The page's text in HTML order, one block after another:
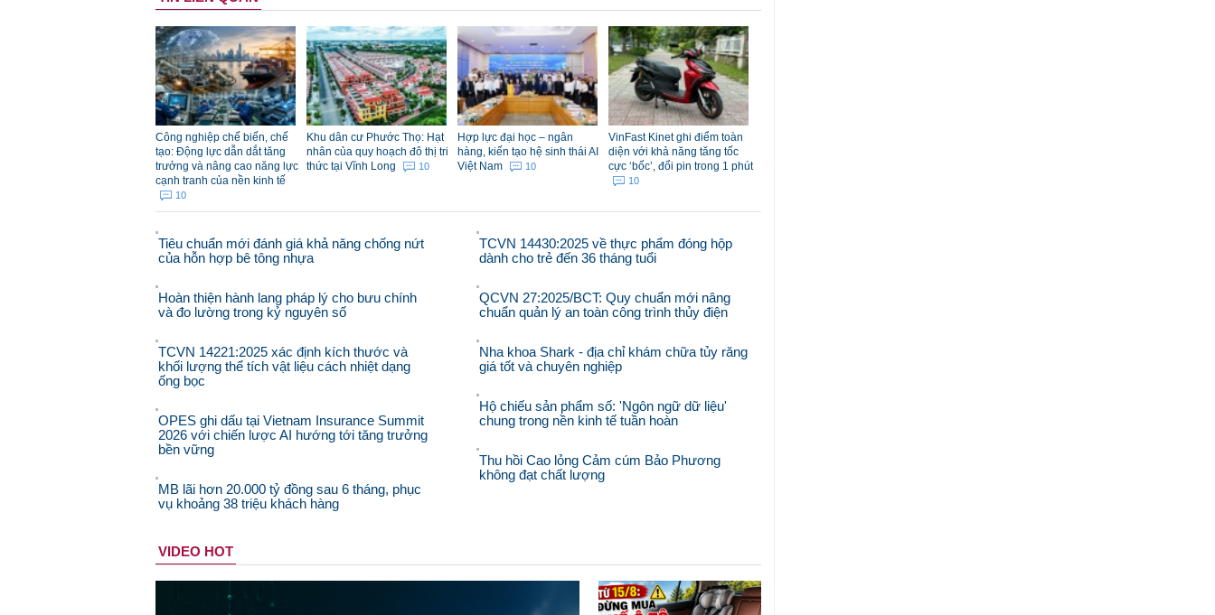
Công nghiệp chế biến, chế
tạo: Động lực dẫn dắt tăng
trưởng và nâng cao năng lực
cạnh tranh của nền kinh tế
10
Khu dân cư Phước Thọ: Hạt
nhân của quy hoạch đô thị tri
thức tại Vĩnh Long
10
Hợp lực đại học – ngân
hàng, kiến tạo hệ sinh thái AI
Việt Nam
10
VinFast Kinet ghi điểm toàn
diện với khả năng tăng tốc
cực ‘bốc’, đổi pin trong 1 phút
10
Tiêu chuẩn mới đánh giá khả năng chống nứt
của hỗn hợp bê tông nhựa
Hoàn thiện hành lang pháp lý cho bưu chính
và đo lường trong kỷ nguyên số
TCVN 14221:2025 xác định kích thước và
khối lượng thể tích vật liệu cách nhiệt dạng
ống bọc
OPES ghi dấu tại Vietnam Insurance Summit
2026 với chiến lược AI hướng tới tăng trưởng
bền vững
MB lãi hơn 20.000 tỷ đồng sau 6 tháng, phục
vụ khoảng 38 triệu khách hàng
TCVN 14430:2025 về thực phẩm đóng hộp
dành cho trẻ đến 36 tháng tuổi
QCVN 27:2025/BCT: Quy chuẩn mới nâng
chuẩn quản lý an toàn công trình thủy điện
Nha khoa Shark - địa chỉ khám chữa tủy răng
giá tốt và chuyên nghiệp
Hộ chiếu sản phẩm số: 'Ngôn ngữ dữ liệu'
chung trong nền kinh tế tuần hoàn
Thu hồi Cao lỏng Cảm cúm Bảo Phương
không đạt chất lượng
VIDEO HOT